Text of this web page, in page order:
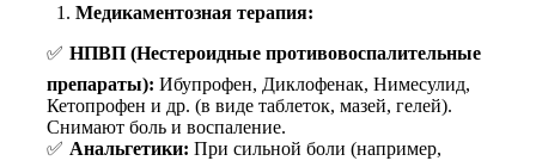
Медикаментозная терапия:
НПВП (Нестероидные противовоспалительные
препараты): Ибупрофен, Диклофенак, Нимесулид,
Кетопрофен и др. (в виде таблеток, мазей, гелей).
Снимают боль и воспаление.
Анальгетики: При сильной боли (например,